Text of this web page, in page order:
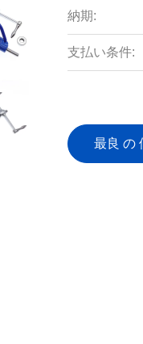
納期:
支払い条件:
最良 の